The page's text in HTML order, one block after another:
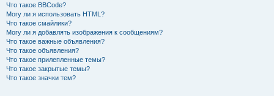
Что такое BBCode?
Могу ли я использовать HTML?
Что такое смайлики?
Могу ли я добавлять изображения к сообщениям?
Что такое важные объявления?
Что такое объявления?
Что такое прилепленные темы?
Что такое закрытые темы?
Что такое значки тем?